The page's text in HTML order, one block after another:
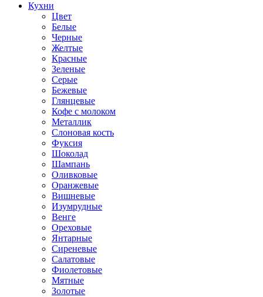
Кухни
Цвет
Белые
Черные
Желтые
Красные
Зеленые
Серые
Бежевые
Глянцевые
Кофе с молоком
Металлик
Слоновая кость
Фуксия
Шоколад
Шампань
Оливковые
Оранжевые
Вишневые
Изумрудные
Венге
Ореховые
Янтарные
Сиреневые
Салатовые
Фиолетовые
Мятные
Золотые